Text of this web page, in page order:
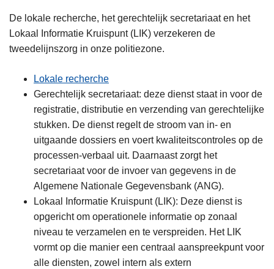
De lokale recherche, het gerechtelijk secretariaat en het
Lokaal Informatie Kruispunt (LIK) verzekeren de
tweedelijnszorg in onze politiezone.
Lokale recherche
Gerechtelijk secretariaat: deze dienst staat in voor de
registratie, distributie en verzending van gerechtelijke
stukken. De dienst regelt de stroom van in- en
uitgaande dossiers en voert kwaliteitscontroles op de
processen-verbaal uit. Daarnaast zorgt het
secretariaat voor de invoer van gegevens in de
Algemene Nationale Gegevensbank (ANG).
Lokaal Informatie Kruispunt (LIK): Deze dienst is
opgericht om operationele informatie op zonaal
niveau te verzamelen en te verspreiden. Het LIK
vormt op die manier een centraal aanspreekpunt voor
alle diensten, zowel intern als extern